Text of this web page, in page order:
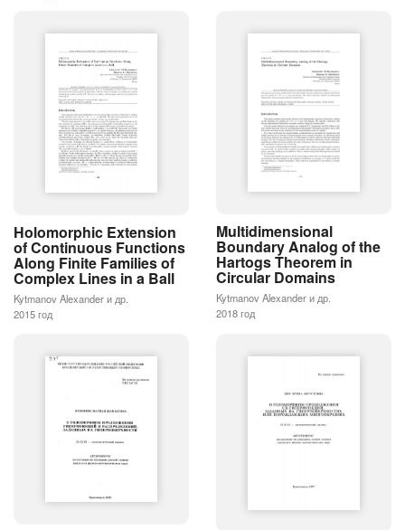
Holomorphic Extension
of Continuous Functions
Along Finite Families of
Complex Lines in a Ball
Kytmanov Alexander и др.
2015 год
Multidimensional
Boundary Analog of the
Hartogs Theorem in
Circular Domains
Kytmanov Alexander и др.
2018 год